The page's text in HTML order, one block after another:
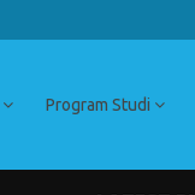
Program Studi